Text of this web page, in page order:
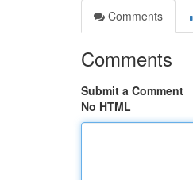
Comments
Comments
Submit a Comment
No HTML